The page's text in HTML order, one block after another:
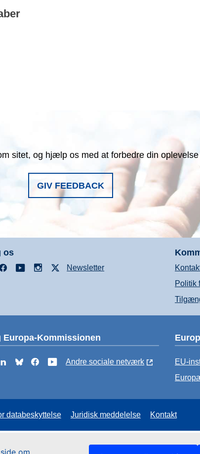
side om
sitet, og hjælp os med at forbedre din oplevelse
GIV FEEDBACK
os
FacebookYouTubeInstagramNewsletter
Politik
Europa-Kommissionen
LinkedInBlueskyFacebookYouTube
Andre sociale netværk
EU-
databeskyttelse Juridisk meddelelse Kontakt